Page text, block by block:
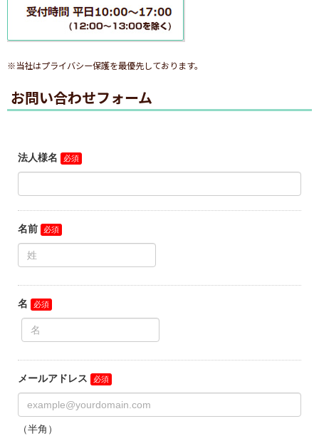
※当社はプライバシー保護を最優先しております。
お問い合わせフォーム